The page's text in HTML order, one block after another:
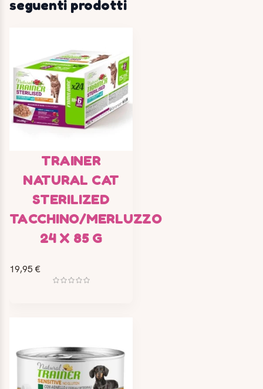
seguenti prodotti
TRAINER
NATURAL CAT
STERILIZED
TACCHINO/MERLUZZO
24 X 85 G
19,95 €